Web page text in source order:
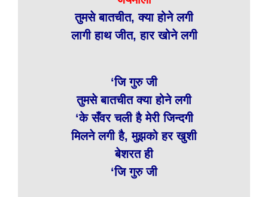
तुमसे बातचीत, क्या होने लगी
लागी हाथ जीत, हार खोने लगी
‘जि गुरु जी
तुमसे बातचीत क्या होने लगी
‘के सँवर चली है मेरी जिन्दगी
मिलने लगी है, मुझको हर खुशी
बेशरत ही
‘जि गुरु जी